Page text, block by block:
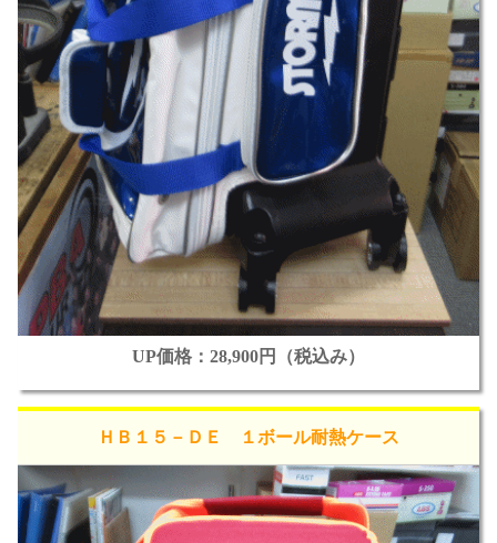
UP価格：28,900円（税込み）
ＨＢ１５－ＤＥ １ボール耐熱ケース